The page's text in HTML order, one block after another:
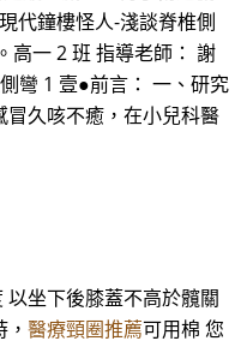
代鐘樓怪人-淺談脊椎側
高一 2 班 指導老師： 謝
彎 1 壹●前言： 一、研究
久咳不癒，在小兒科醫
坐下後膝蓋不高於髖關
醫療頸圈推薦可用棉 您